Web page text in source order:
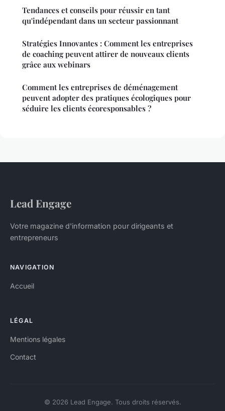
Tendances et conseils pour réussir en tant
qu'indépendant dans un secteur passionnant
Stratégies Innovantes : Comment les entreprises
de coaching peuvent attirer de nouveaux clients
grâce aux webinars
Comment les entreprises de déménagement
peuvent adopter des pratiques écologiques pour
séduire les clients écoresponsables ?
Lead Engage
Votre magazine d'information pour dirigeants et
entrepreneurs
NAVIGATION
Accueil
LÉGAL
Mentions légales
Contact
© 2026 Lead Engage. Tous droits réservés.